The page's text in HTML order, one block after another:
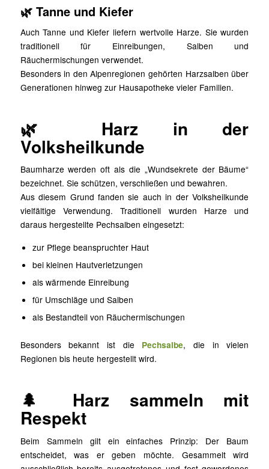
🌿 Tanne und Kiefer
Auch Tanne und Kiefer liefern wertvolle Harze. Sie wurden
traditionell für Einreibungen, Salben und
Räuchermischungen verwendet.
Besonders in den Alpenregionen gehörten Harzsalben über
Generationen hinweg zur Hausapotheke vieler Familien.
🌿 Harz in der
Volksheilkunde
Baumharze werden oft als die „Wundsekrete der Bäume“
bezeichnet. Sie schützen, verschließen und bewahren.
Aus diesem Grund fanden sie auch in der Volksheilkunde
vielfältige Verwendung. Traditionell wurden Harze und
daraus hergestellte Pechsalben eingesetzt:
zur Pflege beanspruchter Haut
bei kleinen Hautverletzungen
als wärmende Einreibung
für Umschläge und Salben
als Bestandteil von Räuchermischungen
Besonders bekannt ist die Pechsalbe, die in vielen
Regionen bis heute hergestellt wird.
🌲 Harz sammeln mit
Respekt
Beim Sammeln gilt ein einfaches Prinzip: Der Baum
entscheidet, was er geben möchte. Gesammelt wird